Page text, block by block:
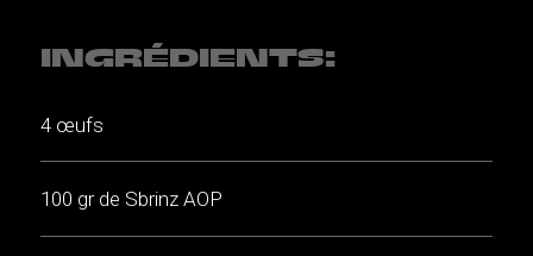
INGRÉDIENTS:
4 œufs
100 gr de Sbrinz AOP